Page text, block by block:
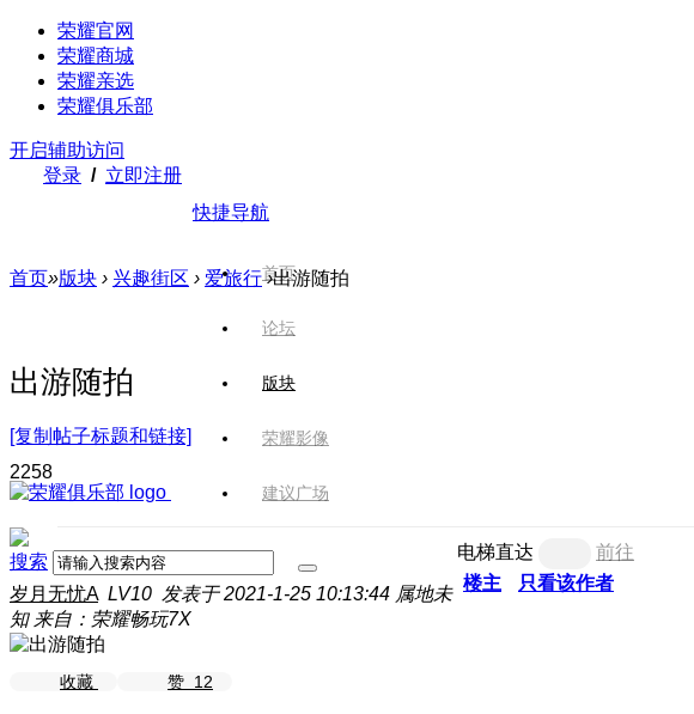
荣耀官网
荣耀商城
荣耀亲选
荣耀俱乐部
开启辅助访问
登录 / 立即注册
快捷导航
首页
论坛
版块
荣耀影像
建议广场
搜索
首页»版块 › 兴趣街区 › 爱旅行 ›出游随拍
出游随拍
[复制帖子标题和链接]
2258
电梯直达
前往
楼主
只看该作者
岁月无忧A LV10 发表于 2021-1-25 10:13:44 属地未
知 来自：荣耀畅玩7X
收藏 赞 12